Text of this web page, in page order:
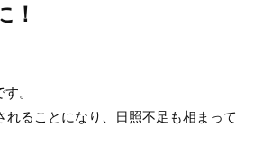
！
す。
れることになり、日照不足も相まって